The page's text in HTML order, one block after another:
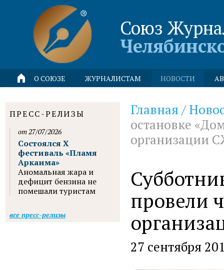
Союз
О СОЮЗЕ ЖУРНАЛИСТАМ НОВОСТИ
Главная /
остановке
организации
провели
27 сентября
ПРЕСС-РЕЛИЗЫ
от 27/07/2026
Состоялся X
фестиваль «Пламя
Аркаима»
Аномальная жара и
дефицит бензина не
помешали туристам
все пресс-релизы